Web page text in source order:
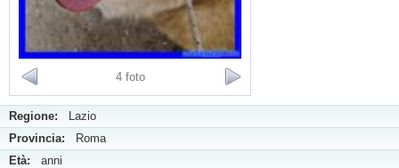
4 foto
Regione: Lazio
Provincia: Roma
Età: anni